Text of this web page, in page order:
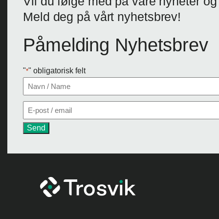
Meld deg på vårt nyhetsbrev!
Påmelding Nyhetsbrev
"*" obligatorisk felt
Navn
E-
post *
Send